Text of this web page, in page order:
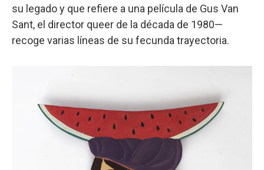
su legado y que refiere a una película de Gus Van
Sant, el director queer de la década de 1980—
recoge varias líneas de su fecunda trayectoria.